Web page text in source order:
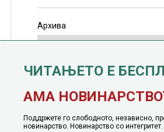
Архива
јануари, 1991 година
ЧИТАЊЕТО Е
АМА
Поддржете го слободното, независно,
новинарство. Новинарство со интегритет.